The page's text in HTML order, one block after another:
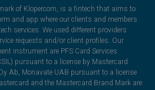
of Klopercom, is a fintech that aims to
and app where our clients and members
services. We used different providers
requests and/or client profiles. Our
instrument are PFS Card Services
pursuant to a license by Mastercard
Ab, Monavate UAB pursuant to a license
and the Mastercard Brand Mark are